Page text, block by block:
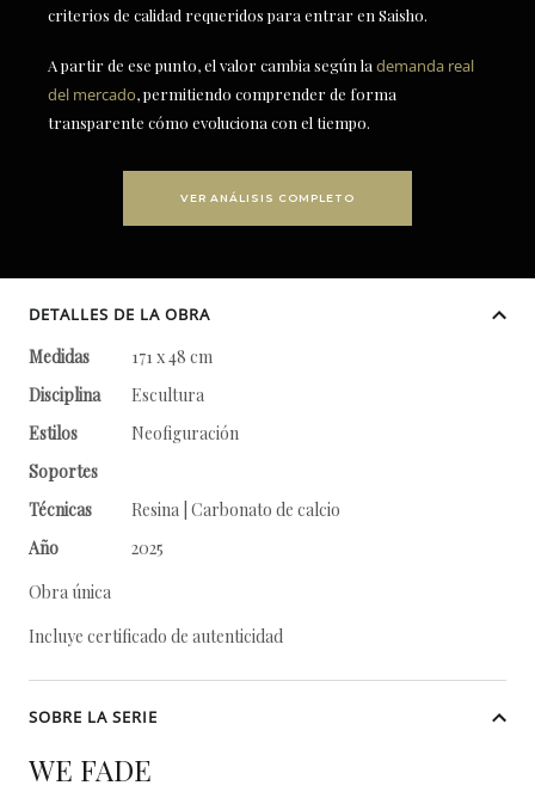
criterios de calidad requeridos para entrar en Saisho.
A partir de ese punto, el valor cambia según la demanda real
del mercado, permitiendo comprender de forma
transparente cómo evoluciona con el tiempo.
VER ANÁLISIS COMPLETO
DETALLES DE LA OBRA
Medidas
171 x 48 cm
Disciplina
Escultura
Estilos
Neofiguración
Soportes
Técnicas
Resina | Carbonato de calcio
Año
2025
Obra única
Incluye certificado de autenticidad
SOBRE LA SERIE
WE FADE